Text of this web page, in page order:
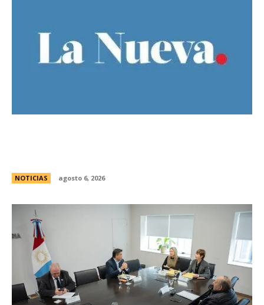
NOTICIAS agosto 6, 2026